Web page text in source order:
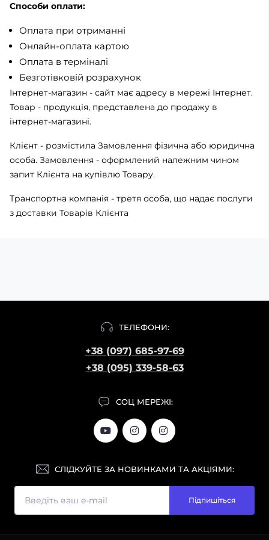
Способи оплати:
Оплата при отриманні
Онлайн-оплата картою
Оплата в терміналі
Безготівковій розрахунок
Інтернет-магазин - сайт має адресу в мережі Інтернет.
Товар - продукція, представлена ​​до продажу в
інтернет-магазині.
Клієнт - розмістила Замовлення фізична або юридична
особа. Замовлення - оформлений належним чином
запит Клієнта на купівлю Товару.
Транспортна компанія - третя особа, що надає послуги
з доставки Товарів Клієнта
ТЕЛЕФОНИ:
+38 (097) 685-97-69
+38 (095) 339-58-63
СОЦ МЕРЕЖІ:
СЛІДКУЙТЕ ЗА НОВИНКАМИ ТА АКЦІЯМИ:
Підпишіться